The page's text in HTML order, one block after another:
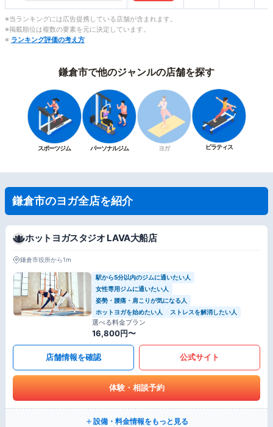
※当ランキングには広告提携している店舗が含まれます。
※掲載順位は複数の要素を元に決定しています。
※ ランキング評価の考え方
鎌倉市で他のジャンルの店舗を探す
スポーツジム パーソナルジム ヨガ ピラティス
鎌倉市のヨガ全店を紹介
ホットヨガスタジオ LAVA大船店
鎌倉市役所から1m
駅から5分以内のジムに通いたい人
女性専用ジムに通いたい人
姿勢・腰痛・肩こりが気になる人
ホットヨガを始めたい人
ストレスを解消したい人
選べる料金プラン
16,800円〜
店舗情報を確認 公式サイト
体験・相談予約
設備・料金情報をもっと見る